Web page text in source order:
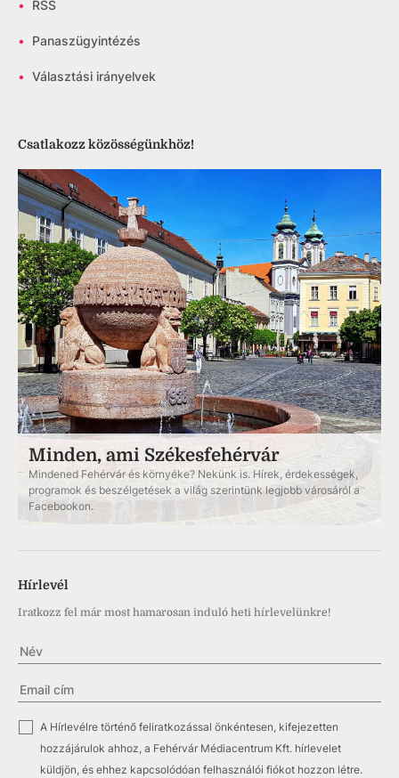
• RSS
• Panaszügyintézés
• Választási irányelvek
Csatlakozz közösségünkhöz!
Minden, ami Székesfehérvár
Mindened Fehérvár és környéke? Nekünk is. Hírek, érdekességek,
programok és beszélgetések a világ szerintünk legjobb városáról a
Facebookon.
Hírlevél
Iratkozz fel már most hamarosan induló heti hírlevelünkre!
A Hírlevélre történő feliratkozással önkéntesen, kifejezetten
hozzájárulok ahhoz, a Fehérvár Médiacentrum Kft. hírlevelet
küldjön, és ehhez kapcsolódóan felhasználói fiókot hozzon létre.